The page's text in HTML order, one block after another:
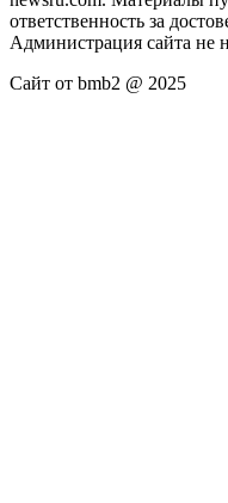
ответственность за
Администрация сайта не
Сайт от bmb2 @ 2025